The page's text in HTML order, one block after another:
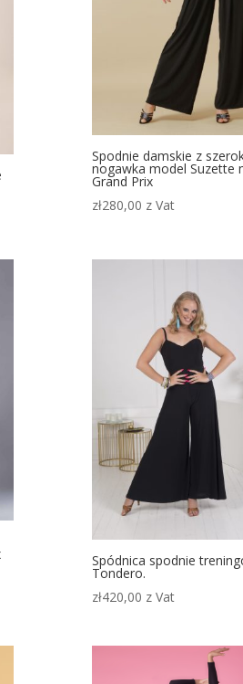
Spodnie damskie z
nogawka model Suzette
Grand Prix
zł280,00 z Vat
Spódnica spodnie
Tondero.
zł420,00 z Vat